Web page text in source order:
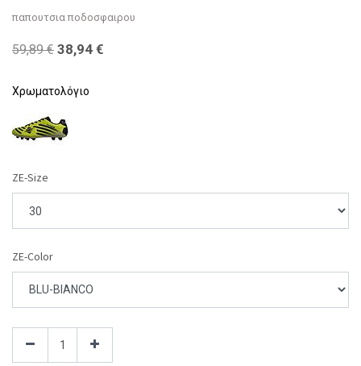
παπουτσια ποδοσφαιρου
59,89€ 38,94 €
Χρωματολόγιο
ZE-Size
ZE-Color